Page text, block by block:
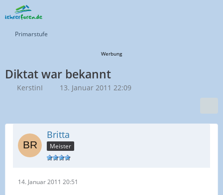
Primarstufe
Werbung
Diktat war bekannt
KerstinI 13. Januar 2011 22:09
Britta
Meister
14. Januar 2011 20:51